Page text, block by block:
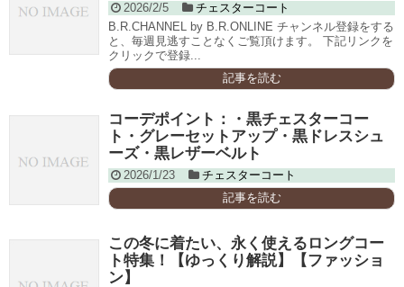
2026/2/5
チェスターコート
B.R.CHANNEL by B.R.ONLINE チャンネル登録をする
と、毎週見逃すことなくご覧頂けます。 下記リンクを
クリックで登録...
記事を読む
コーデポイント：・黒チェスターコー
ト・グレーセットアップ・黒ドレスシュ
ーズ・黒レザーベルト
2026/1/23
チェスターコート
記事を読む
この冬に着たい、永く使えるロングコー
ト特集！【ゆっくり解説】【ファッショ
ン】